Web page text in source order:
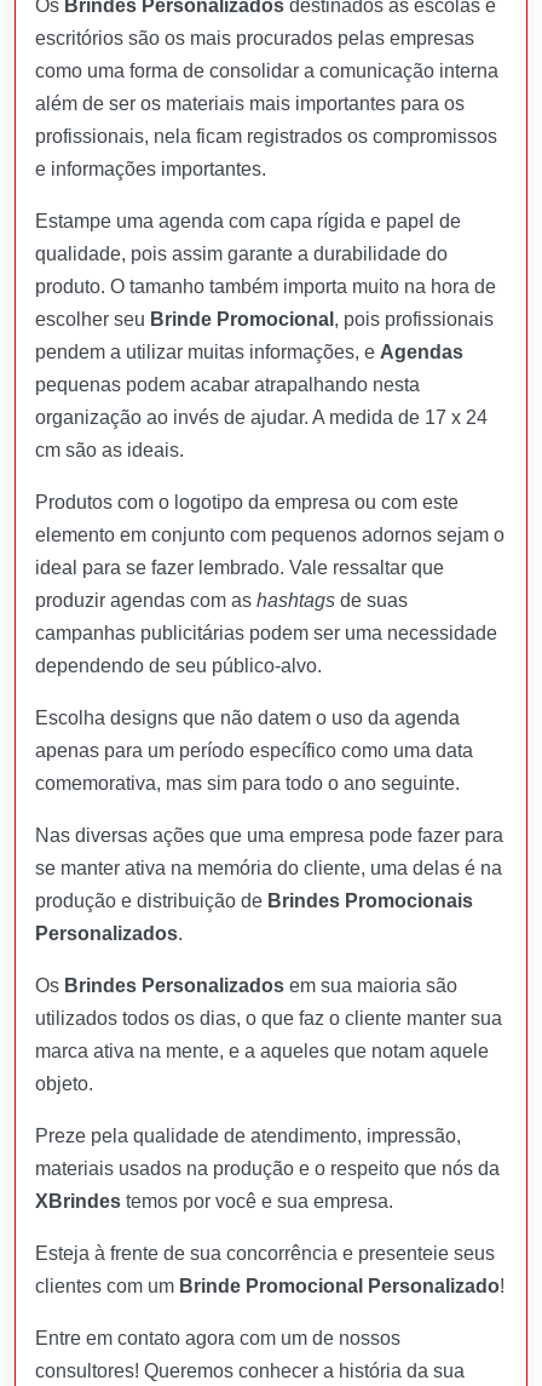
Os Brindes Personalizados destinados às escolas e
escritórios são os mais procurados pelas empresas
como uma forma de consolidar a comunicação interna
além de ser os materiais mais importantes para os
profissionais, nela ficam registrados os compromissos
e informações importantes.
Estampe uma agenda com capa rígida e papel de
qualidade, pois assim garante a durabilidade do
produto. O tamanho também importa muito na hora de
escolher seu Brinde Promocional , pois profissionais
pendem a utilizar muitas informações, e Agendas
pequenas podem acabar atrapalhando nesta
organização ao invés de ajudar. A medida de 17 x 24
cm são as ideais.
Produtos com o logotipo da empresa ou com este
elemento em conjunto com pequenos adornos sejam o
ideal para se fazer lembrado. Vale ressaltar que
produzir agendas com as hashtags de suas
campanhas publicitárias podem ser uma necessidade
dependendo de seu público-alvo.
Escolha designs que não datem o uso da agenda
apenas para um período específico como uma data
comemorativa, mas sim para todo o ano seguinte.
Nas diversas ações que uma empresa pode fazer para
se manter ativa na memória do cliente, uma delas é na
produção e distribuição de Brindes Promocionais
Personalizados.
Os Brindes Personalizados em sua maioria são
utilizados todos os dias, o que faz o cliente manter sua
marca ativa na mente, e a aqueles que notam aquele
objeto.
Preze pela qualidade de atendimento, impressão,
materiais usados na produção e o respeito que nós da
XBrindes temos por você e sua empresa.
Esteja à frente de sua concorrência e presenteie seus
clientes com um Brinde Promocional Personalizado!
Entre em contato agora com um de nossos
consultores! Queremos conhecer a história da sua